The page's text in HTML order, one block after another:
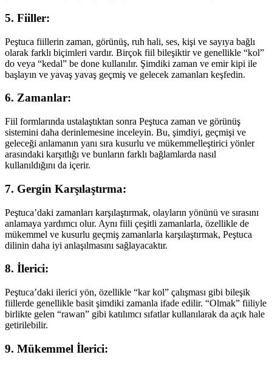
5. Fiiller:
Peştuca fiillerin zaman, görünüş, ruh hali, ses, kişi ve sayıya bağlı
olarak farklı biçimleri vardır. Birçok fiil bileşiktir ve genellikle “kol”
do veya “kedal” be done kullanılır. Şimdiki zaman ve emir kipi ile
başlayın ve yavaş yavaş geçmiş ve gelecek zamanları keşfedin.
6. Zamanlar:
Fiil formlarında ustalaştıktan sonra Peştuca zaman ve görünüş
sistemini daha derinlemesine inceleyin. Bu, şimdiyi, geçmişi ve
geleceği anlamanın yanı sıra kusurlu ve mükemmelleştirici yönler
arasındaki karşıtlığı ve bunların farklı bağlamlarda nasıl
kullanıldığını da içerir.
7. Gergin Karşılaştırma:
Peştuca’daki zamanları karşılaştırmak, olayların yönünü ve sırasını
anlamaya yardımcı olur. Aynı fiili çeşitli zamanlarla, özellikle de
mükemmel ve kusurlu geçmiş zamanlarla karşılaştırmak, Peştuca
dilinin daha iyi anlaşılmasını sağlayacaktır.
8. İlerici:
Peştuca’daki ilerici yön, özellikle “kar kol” çalışması gibi bileşik
fiillerde genellikle basit şimdiki zamanla ifade edilir. “Olmak” fiiliyle
birlikte gelen “rawan” gibi katılımcı sıfatlar kullanılarak da açık hale
getirilebilir.
9. Mükemmel İlerici: